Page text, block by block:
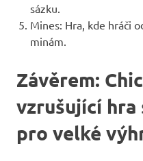
sázku.
Mines: Hra, kde hráči
minám.
Závěrem:
vzrušující hra
pro velké